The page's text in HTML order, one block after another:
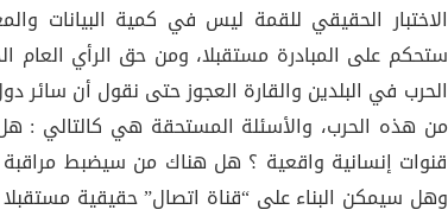
الاختبار الحقيقي للقمة ليس في كمية البيانات
ستحكم على المبادرة مستقبلا، ومن حق الرأي العام
الحرب في البلدين والقارة العجوز حتى نقول أن سائر
من هذه الحرب، والأسئلة المستحقة هي كالتالي :
قنوات إنسانية واقعية ؟ هل هناك من سيضبط
وهل سيمكن البناء على “قناة اتصال” حقيقية